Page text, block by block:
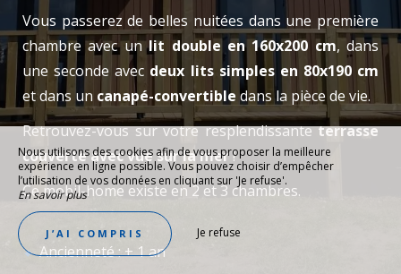
Vous passerez de belles nuitées dans une première
chambre avec unlit double en 160x200 cm, dans
une seconde avec deux lits simples en 80x190 cm
et dans un canapé-convertible dans la pièce de vie.
Retrouvez-vous sur votre resplendissanteterrasse
couverte avec vue sur la mer!
Ce mobil-home existe en 2 et 3 chambres.
Ancienneté : + 1 an
Nous utilisons des cookies afin de vous proposer la meilleure
expérience en ligne possible. Vous pouvez choisir d’empêcher
l’utilisation de vos données en cliquant sur 'Je refuse'.
En savoir plus
J’AI COMPRIS Je refuse